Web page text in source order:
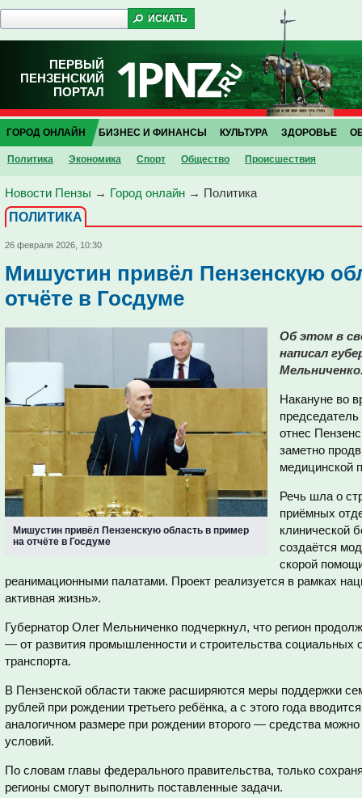
ПЕРВЫЙ
ПЕНЗЕНСКИЙ
ПОРТАЛ
ГОРОД ОНЛАЙН
Политика Экономика Спорт Общество Проиcшествия
БИЗНЕС И ФИНАНСЫ КУЛЬТУРА ЗДОРОВЬЕ
Новости Пензы → Город онлайн → Политика
ПОЛИТИКА
26 февраля 2026, 10:30
Мишустин привёл Пензенскую
отчёте в Госдуме
Мишустин привёл Пензенскую область в пример
на отчёте в Госдуме
Об этом в
написал
Накануне во
отнес
заметно
медицинской
Речь шла о
приёмных
клинической
создаётся
скорой
реанимационными палатами. Проект реализуется в рамках
активная жизнь».
Губернатор Олег Мельниченко подчеркнул, что регион
— от развития промышленности и строительства
транспорта.
В Пензенской области также расширяются меры поддержки
рублей при рождении третьего ребёнка, а с этого года
аналогичном размере при рождении второго — средства
условий.
По словам главы федерального правительства, только
регионы смогут выполнить поставленные задачи.